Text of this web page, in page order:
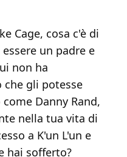
Cage, cosa c'è di
un padre e
non ha
che gli potesse
Danny Rand,
nella tua vita di
a K'un L'un e
hai sofferto?